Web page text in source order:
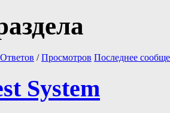
Ответов /Просмотров Последнее
System